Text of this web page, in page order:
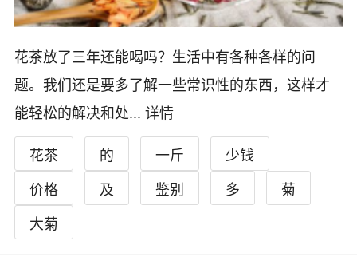
花茶放了三年还能喝吗？生活中有各种各样的问
题。我们还是要多了解一些常识性的东西，这样才
能轻松的解决和处... 详情
花茶 的 一斤
少钱
价格
及 鉴别 多
菊
大菊